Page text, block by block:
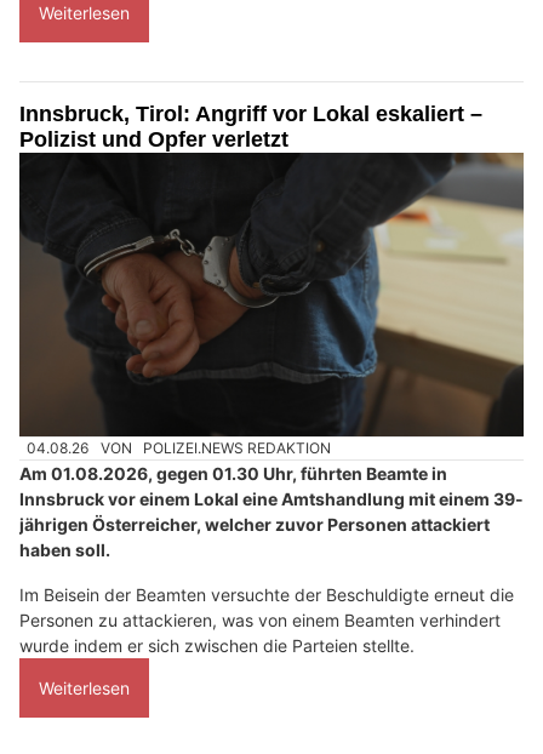
Weiterlesen
Innsbruck, Tirol: Angriff vor Lokal eskaliert –
Polizist und Opfer verletzt
04.08.26 VON POLIZEI.NEWS REDAKTION
Am 01.08.2026, gegen 01.30 Uhr, führten Beamte in
Innsbruck vor einem Lokal eine Amtshandlung mit einem 39-
jährigen Österreicher, welcher zuvor Personen attackiert
haben soll.
Im Beisein der Beamten versuchte der Beschuldigte erneut die
Personen zu attackieren, was von einem Beamten verhindert
wurde indem er sich zwischen die Parteien stellte.
Weiterlesen